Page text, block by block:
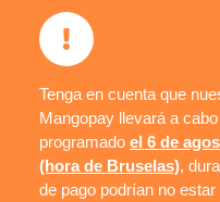
Tenga en cuenta que
Mangopay llevará a
programado el 6 de
(hora de Bruselas),
de pago podrían no estar